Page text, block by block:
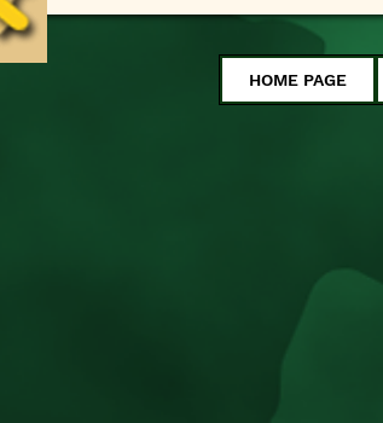
HOME PAGE